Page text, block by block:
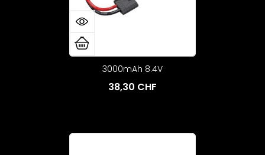
3000mAh 8.4V
38,30 CHF